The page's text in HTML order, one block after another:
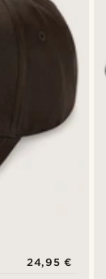
24,95 €